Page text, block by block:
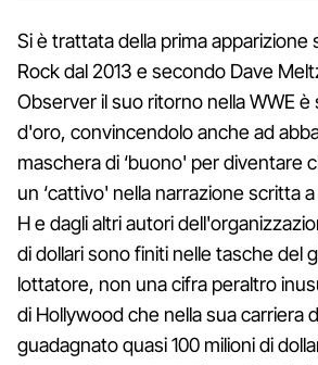
Si è trattata della prima apparizione
Rock dal 2013 e secondo Dave
Observer il suo ritorno nella WWE
d'oro, convincendolo anche ad
maschera di ‘buono' per diventare
un ‘cattivo' nella narrazione scritta
H e dagli altri autori
di dollari sono finiti nelle tasche del
lottatore, non una cifra peraltro
di Hollywood che nella sua carriera
guadagnato quasi 100 milioni di